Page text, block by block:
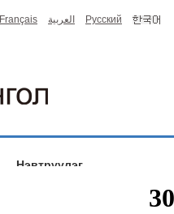
Français العربية Русский
Нэвтрүүлэг